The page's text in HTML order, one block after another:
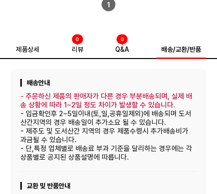
1
제품상세 리뷰
0
Q&A
0
배송/교환/반품
배송안내
-주문하신 제품의 판매자가 다른 경우 부분배송되며, 실제 배
송 상황에 따라 1~2일 정도 차이가 발생할 수 있습니다.
- 입금확인후 2~5일이내(토,일,공휴일제외)에 배송되며 도서
산간지역의 경우 배송일이 추가소요 될 수 있습니다.
- 제주도 및 도서산간 지역의 경우 제품수령시 추가배송비가
과금될 수 있습니다.
- 단,특정 업체별로 배송료 부과 기준을 달리하는 경우에는 각
상품별로 공지된 상품설명에 따릅니다.
교환 및 반품안내